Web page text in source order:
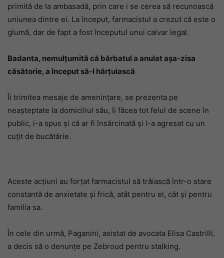
primită de la ambasadă, prin care i se cerea să recunoască
uniunea dintre ei. La început, farmacistul a crezut că este o
glumă, dar de fapt a fost începutul unui calvar legal.
Badanta, nemulțumită că bărbatul a anulat așa-zisa
căsătorie, a început să-l hărțuiască
Îi trimitea mesaje de amenințare, se prezenta pe
neașteptate la domiciliul său, îi făcea tot felul de scene în
public, i-a spus și că ar fi însărcinată și l-a agresat cu un
cuțit de bucătărie.
Aceste acțiuni au forțat farmacistul să trăiască într-o stare
constantă de anxietate și frică, atât pentru el, cât și pentru
familia sa.
În cele din urmă, Paganini, asistat de avocata Elisa Castrilli,
a decis să o denunțe pe Zebroud pentru stalking.